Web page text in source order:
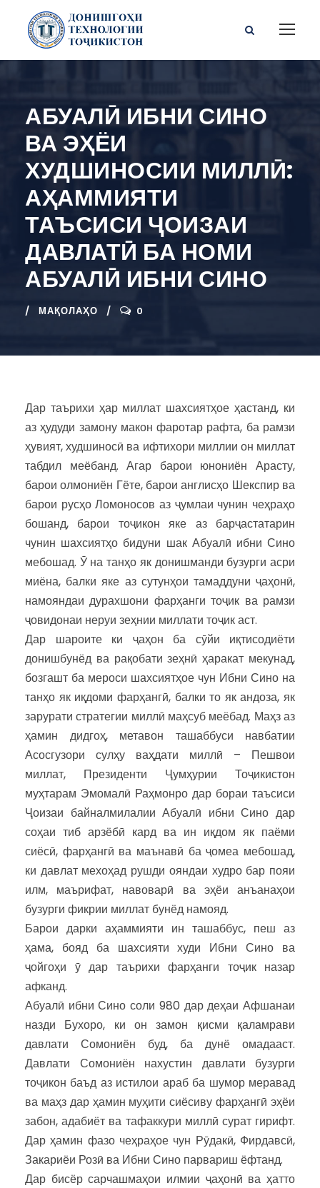
АБУАЛӢ ИБНИ СИНО
ВА ЭҲЁИ
ХУДШИНОСИИ МИЛЛӢ:
АҲАММИЯТИ
ТАЪСИСИ ҶОИЗАИ
ДАВЛАТӢ БА НОМИ
АБУАЛӢ ИБНИ СИНО
МАҚОЛАҲО 0
Дар таърихи ҳар миллат шахсиятҳое ҳастанд, ки
аз ҳудуди замону макон фаротар рафта, ба рамзи
ҳувият, худшиносӣ ва ифтихори миллии он миллат
табдил меёбанд. Агар барои юнониён Арасту,
барои олмониён Гёте, барои англисҳо Шекспир ва
барои русҳо Ломоносов аз ҷумлаи чунин чеҳраҳо
бошанд, барои тоҷикон яке аз барҷастатарин
чунин шахсиятҳо бидуни шак Абуалӣ ибни Сино
мебошад. Ӯ на танҳо як донишманди бузурги асри
миёна, балки яке аз сутунҳои тамаддуни ҷаҳонӣ,
намояндаи дурахшони фарҳанги тоҷик ва рамзи
ҷовидонаи неруи зеҳнии миллати тоҷик аст.
Дар шароите ки ҷаҳон ба сӯйи иқтисодиёти
донишбунёд ва рақобати зеҳнӣ ҳаракат мекунад,
бозгашт ба мероси шахсиятҳое чун Ибни Сино на
танҳо як иқдоми фарҳангӣ, балки то як андоза, як
зарурати стратегии миллӣ маҳсуб меёбад. Маҳз аз
ҳамин дидгоҳ, метавон ташаббуси навбатии
Асосгузори сулҳу ваҳдати миллӣ – Пешвои
миллат, Президенти Ҷумҳурии Тоҷикистон
муҳтарам Эмомалӣ Раҳмонро дар бораи таъсиси
Ҷоизаи байналмилалии Абуалӣ ибни Сино дар
соҳаи тиб арзёбӣ кард ва ин иқдом як паёми
сиёсӣ, фарҳангӣ ва маънавӣ ба ҷомеа мебошад,
ки давлат мехоҳад рушди ояндаи худро бар пояи
илм, маърифат, навоварӣ ва эҳёи анъанаҳои
бузурги фикрии миллат бунёд намояд.
Барои дарки аҳаммияти ин ташаббус, пеш аз
ҳама, бояд ба шахсияти худи Ибни Сино ва
ҷойгоҳи ӯ дар таърихи фарҳанги тоҷик назар
афканд.
Абуалӣ ибни Сино соли 980 дар деҳаи Афшанаи
назди Бухоро, ки он замон қисми қаламрави
давлати Сомониён буд, ба дунё омадааст.
Давлати Сомониён нахустин давлати бузурги
тоҷикон баъд аз истилои араб ба шумор меравад
ва маҳз дар ҳамин муҳити сиёсиву фарҳангӣ эҳёи
забон, адабиёт ва тафаккури миллӣ сурат гирифт.
Дар ҳамин фазо чеҳраҳое чун Рӯдакӣ, Фирдавсӣ,
Закариёи Розӣ ва Ибни Сино парвариш ёфтанд.
Дар бисёр сарчашмаҳои илмии ҷаҳонӣ ва ҳатто